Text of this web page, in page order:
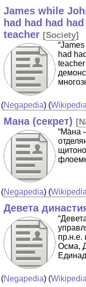
James while
had had had
teacher [Society]
had
teacher
(Negapedia) (Wikipedia
Мана (секрет) [
“Ма̀на
(Negapedia) (Wikipedia
Девета
пр.н.е.
Осма,
(Negapedia) (Wikipedia